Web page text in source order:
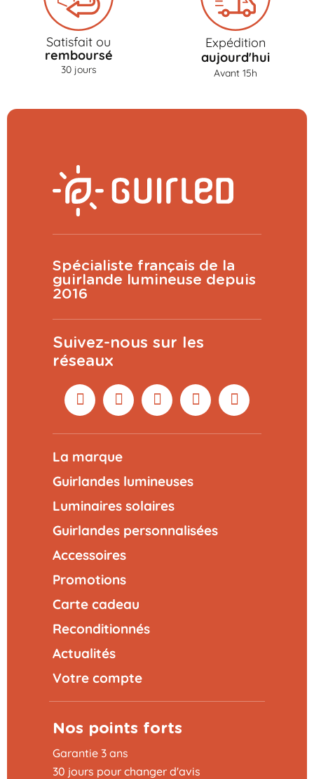
Satisfait ou
remboursé
30 jours
Expédition
aujourd'hui
Avant 15h
Spécialiste français de la
guirlande lumineuse depuis
2016
Suivez-nous sur les
réseaux
La marque
Guirlandes lumineuses
Luminaires solaires
Guirlandes personnalisées
Accessoires
Promotions
Carte cadeau
Reconditionnés
Actualités
Votre compte
Nos points forts
Garantie 3 ans
30 jours pour changer d'avis